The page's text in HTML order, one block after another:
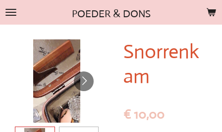
Ga
direct
hoofdinhoud
POEDER & DONS
Snorrenk
am
€ 10,00